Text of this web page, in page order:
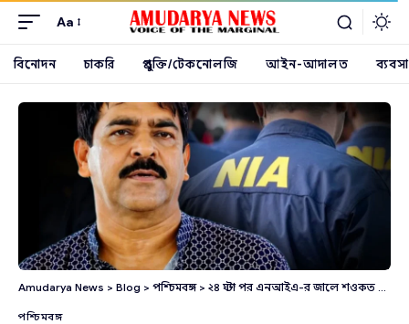
Aa
বিনোদন চাকরি প্রযুক্তি/টেকনোলজি আইন-আদালত ব্যবসা
Amudarya News > Blog > পশ্চিমবঙ্গ> ২৪ ঘণ্টা পর এনআইএ-র জালে শওকত মোল্লা
পশ্চিমবঙ্গ